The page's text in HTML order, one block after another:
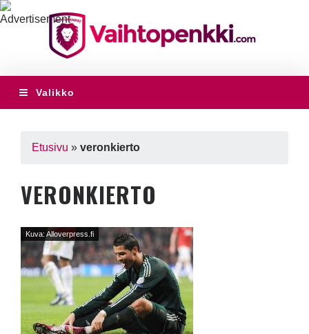
Valikko
Etusivu » veronkierto
VERONKIERTO
Kuva: Alloverpress.fi